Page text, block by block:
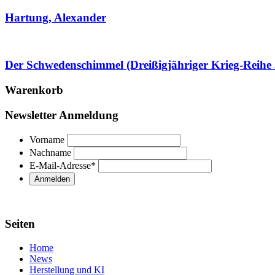
Hartung, Alexander
Der Schwedenschimmel (Dreißigjähriger Krieg-Reihe
Warenkorb
Newsletter Anmeldung
Vorname
Nachname
E-Mail-Adresse*
Seiten
Home
News
Herstellung und KI